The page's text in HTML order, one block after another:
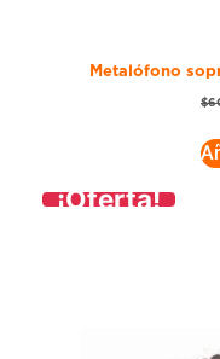
Metalófono
$
¡Oferta!